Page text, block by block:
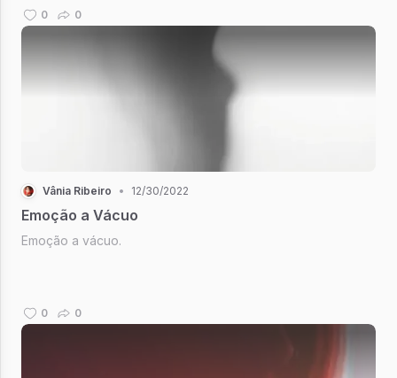
faz duvidar. Só a ...
0 0
Vânia Ribeiro • 12/30/2022
Emoção a Vácuo
Emoção a vácuo.
0 0